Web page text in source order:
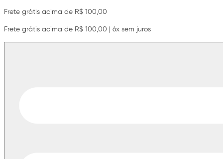
Frete grátis acima de R$ 100,00
Frete grátis acima de R$ 100,00 | 6x sem juros